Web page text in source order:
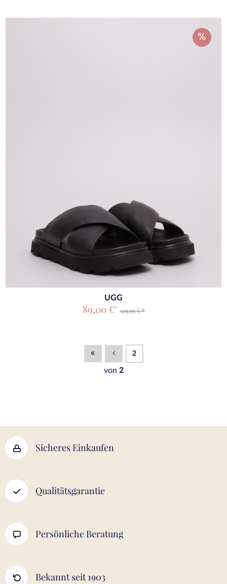
UGG
89,00 €* 129,95 € *
2
von 2
Sicheres Einkaufen
Qualitätsgarantie
Persönliche Beratung
Bekannt seit 1903